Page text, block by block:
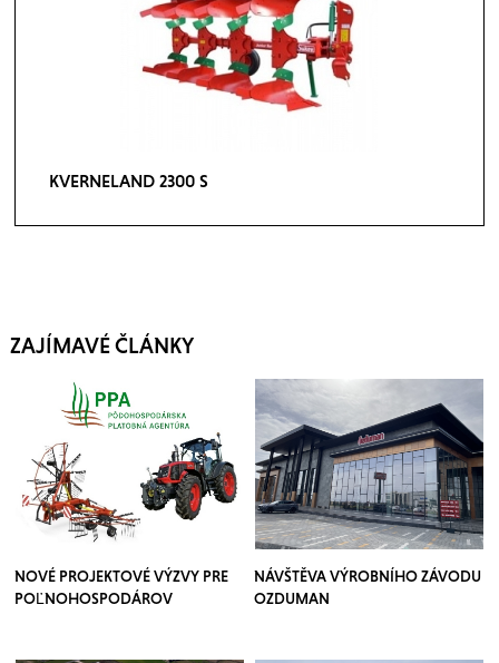
KVERNELAND 2300 S
ZAJÍMAVÉ ČLÁNKY
NOVÉ PROJEKTOVÉ VÝZVY PRE
POĽNOHOSPODÁROV
NÁVŠTĚVA VÝROBNÍHO ZÁVODU
OZDUMAN